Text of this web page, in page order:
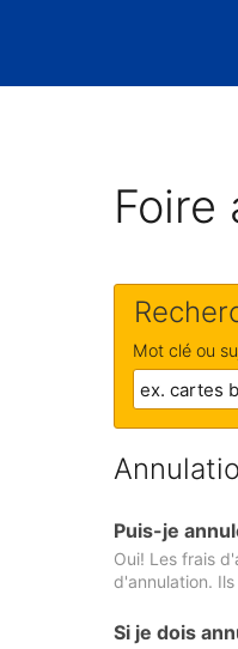
Foire
Mot clé ou
Puis-je
Oui! Les frais
d'annulation.
Si je dois